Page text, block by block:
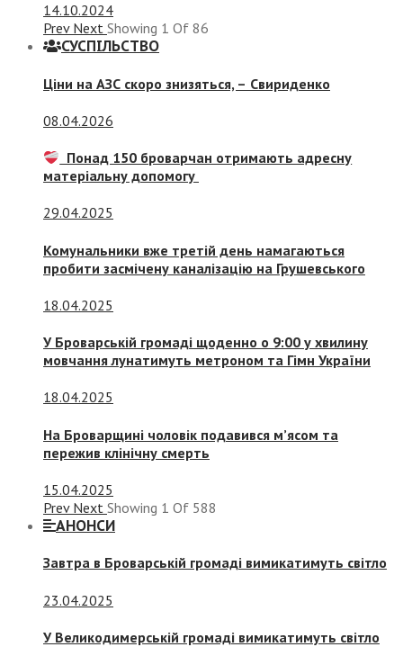
14.10.2024
Prev Next Showing 1 Of 86
СУСПIЛЬСТВО
Ціни на АЗС скоро знизяться, – Свириденко
08.04.2026
Понад 150 броварчан отримають адресну
матеріальну допомогу
29.04.2025
Комунальники вже третій день намагаються
пробити засмічену каналізацію на Грушевського
18.04.2025
У Броварській громаді щоденно о 9:00 у хвилину
мовчання лунатимуть метроном та Гімн України
18.04.2025
На Броварщині чоловік подавився м’ясом та
пережив клінічну смерть
15.04.2025
Prev Next Showing 1 Of 588
АНОНСИ
Завтра в Броварській громаді вимикатимуть світло
23.04.2025
У Великодимерській громаді вимикатимуть світло